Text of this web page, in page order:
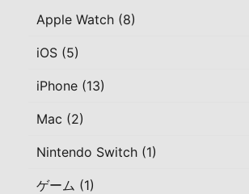
Apple Watch (8)
iOS (5)
iPhone (13)
Mac (2)
Nintendo Switch (1)
ゲーム (1)